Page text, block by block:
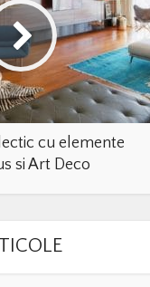
cu elemente
si Art Deco